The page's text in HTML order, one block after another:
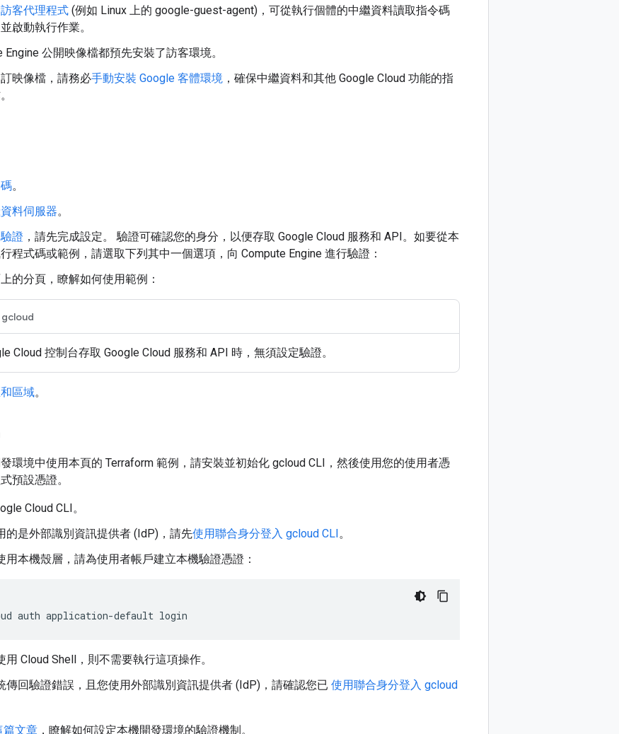
訪客代理程式 (例如 Linux 上的 google-guest-agent)，可從執行個體的中繼資料讀取指令碼
啟動執行作業。
Engine 公開映像檔都預先安裝了訪客環境。
映像檔，請務必手動安裝 Google 客體環境 ，確保中繼資料和其他 Google Cloud 功能的指
。
料伺服器。
驗證 ，請先完成設定。 驗證可確認您的身分，以便存取 Google Cloud 服務和 API。如要從本
程式碼或範例，請選取下列其中一個選項，向 Compute Engine 進行驗證：
的分頁，瞭解如何使用範例：
gcloud
Cloud 控制台存取 Google Cloud 服務和 API 時，無須設定驗證。
區域。
環境中使用本頁的 Terraform 範例，請安裝並初始化 gcloud CLI，然後使用您的使用者憑
預設憑證。
Cloud CLI。
的是外部識別資訊提供者 (IdP)，請先使用聯合身分登入 gcloud CLI。
用本機殼層，請為使用者帳戶建立本機驗證憑證：
auth application-default login
用 Cloud Shell，則不需要執行這項操作。
傳回驗證錯誤，且您使用外部識別資訊提供者 (IdP)，請確認您已 使用聯合身分登入 gcloud
篇文章 ，瞭解如何設定本機開發環境的驗證機制。